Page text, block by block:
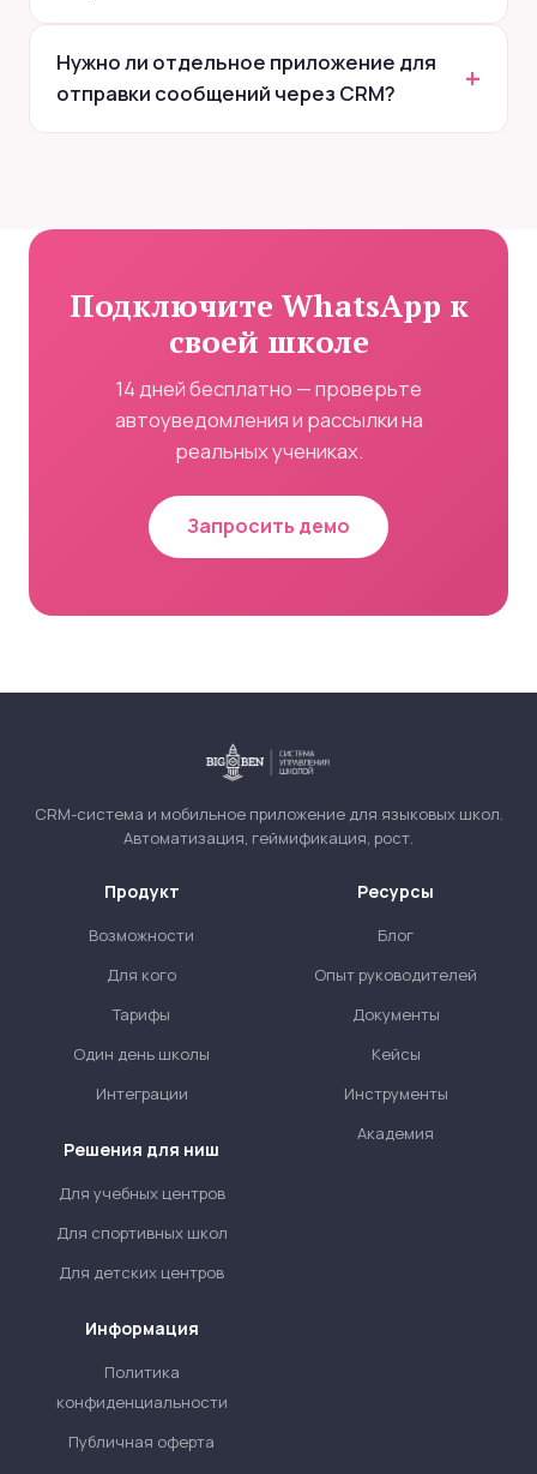
Нужно ли отдельное приложение для
отправки сообщений через CRM?
Подключите WhatsApp к
своей школе
14 дней бесплатно — проверьте
автоуведомления и рассылки на
реальных учениках.
Запросить демо
CRM-система и мобильное приложение для языковых школ.
Автоматизация, геймификация, рост.
Продукт
Возможности
Для кого
Тарифы
Один день школы
Интеграции
Решения для ниш
Для учебных центров
Для спортивных школ
Для детских центров
Ресурсы
Блог
Опыт руководителей
Документы
Кейсы
Инструменты
Академия
Информация
Политика
конфиденциальности
Публичная оферта